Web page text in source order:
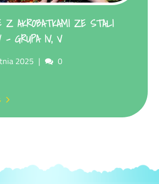
Z AKROBATKAMI ZE STALI
– GRUPA IV, V
2025 Comments
0